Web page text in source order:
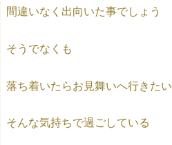
間違いなく出向いた事でしょう
そうでなくも
落ち着いたらお見舞いへ行きたい
そんな気持ちで過ごしている